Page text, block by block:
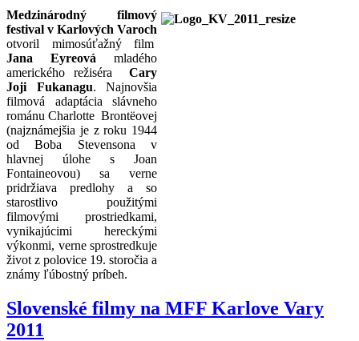
Medzinárodný filmový
festival v Karlových Varoch
otvoril mimosúťažný film
Jana Eyreová mladého
amerického režiséra Cary
Joji Fukanagu. Najnovšia
filmová adaptácia slávneho
románu Charlotte Brontëovej
(najznámejšia je z roku 1944
od Boba Stevensona v
hlavnej úlohe s Joan
Fontaineovou) sa verne
pridržiava predlohy a so
starostlivo použitými
filmovými prostriedkami,
vynikajúcimi hereckými
výkonmi, verne sprostredkuje
život z polovice 19. storočia a
známy ľúbostný príbeh.
Slovenské filmy na MFF Karlove Vary
2011